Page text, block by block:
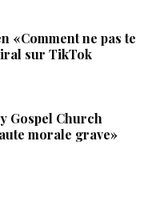
«Comment ne pas te
sur TikTok
Gospel Church
morale grave»